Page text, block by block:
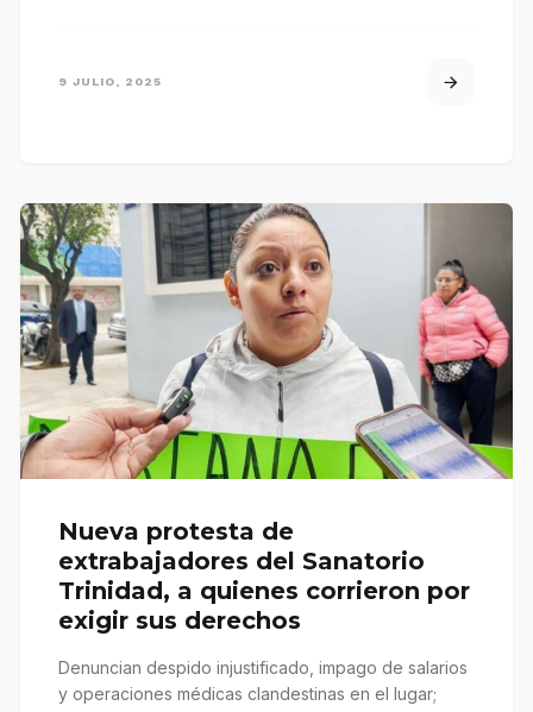
9 JULIO, 2025
Nueva protesta de
extrabajadores del Sanatorio
Trinidad, a quienes corrieron por
exigir sus derechos
Denuncian despido injustificado, impago de salarios
y operaciones médicas clandestinas en el lugar;